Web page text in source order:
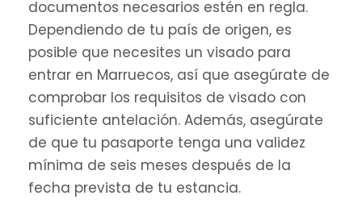
documentos necesarios estén en regla.
Dependiendo de tu país de origen, es
posible que necesites un visado para
entrar en Marruecos, así que asegúrate de
comprobar los requisitos de visado con
suficiente antelación. Además, asegúrate
de que tu pasaporte tenga una validez
mínima de seis meses después de la
fecha prevista de tu estancia.